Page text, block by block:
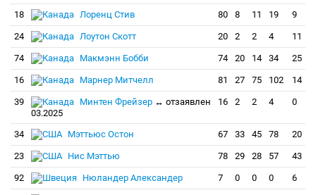
18 Лоренц Стив 80 8 11 19 9
24 Лоутон Скотт 20 2 2 4 11
74 Макмэнн Бобби 74 20 14 34 25
16 Марнер Митчелл 81 27 75 102 14
39 Минтен Фрейзер ↔ отзаявлен
03.2025
16 2 2 4 0
34 Мэттьюс Остон 67 33 45 78 20
23 Нис Мэттью 78 29 28 57 43
92 Нюландер Александер 7 0 0 0 6